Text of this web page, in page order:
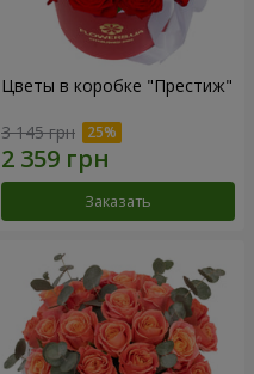
Цветы в коробке "Престиж"
3 145 грн
Заказать